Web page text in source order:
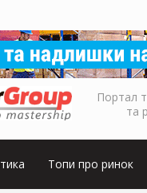
Портал
та
Топи про ринок